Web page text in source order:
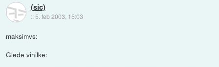
(sic)
:: 5. feb 2003, 15:03
maksimvs:
Glede vinilke: